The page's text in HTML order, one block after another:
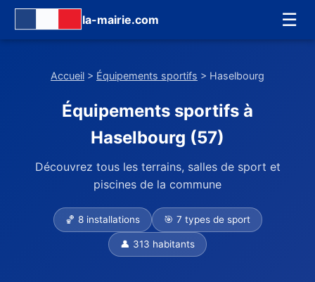
la-mairie.com ☰
Accueil > Équipements sportifs > Haselbourg
Équipements sportifs à
Haselbourg (57)
Découvrez tous les terrains, salles de sport et
piscines de la commune
🏀 8 installations 🎯 7 types de sport
👤 313 habitants